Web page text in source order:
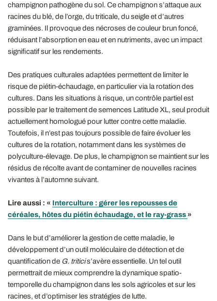
champignon pathogène du sol. Ce champignon s’attaque aux
racines du blé, de l’orge, du triticale, du seigle et d’autres
graminées. Il provoque des nécroses de couleur brun foncé,
réduisant l’absorption en eau et en nutriments, avec un impact
significatif sur les rendements.
Des pratiques culturales adaptées permettent de limiter le
risque de piétin-échaudage, en particulier via la rotation des
cultures. Dans les situations à risque, un contrôle partiel est
possible par le traitement de semences Latitude XL, seul produit
actuellement homologué pour lutter contre cette maladie.
Toutefois, il n’est pas toujours possible de faire évoluer les
cultures de la rotation, notamment dans les systèmes de
polyculture-élevage. De plus, le champignon se maintient sur les
résidus de récolte avant de contaminer de nouvelles racines
vivantes à l’automne suivant.
Lire aussi : « Interculture : gérer les repousses de
céréales, hôtes du piétin échaudage, et le ray-grass »
Dans le but d’améliorer la gestion de cette maladie, le
développement d’un outil moléculaire de détection et de
quantification de G. triticis’avère essentielle. Un tel outil
permettrait de mieux comprendre la dynamique spatio-
temporelle du champignon dans les sols agricoles et sur les
racines, et d’optimiser les stratégies de lutte.